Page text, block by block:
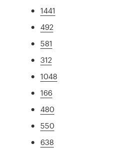
1441
492
581
312
1048
166
480
550
638